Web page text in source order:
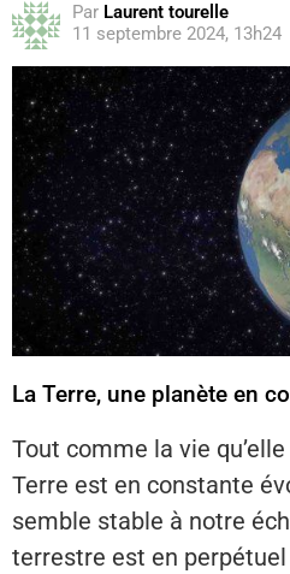
Par Laurent tourelle
11 septembre 2024, 13h24
La Terre, une planète en
Tout comme la vie
Terre est en constante
semble stable à notre
terrestre est en